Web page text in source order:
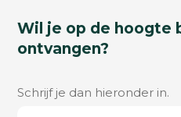
Wil je op de hoogte
ontvangen?
Schrijf je dan hieronder in.